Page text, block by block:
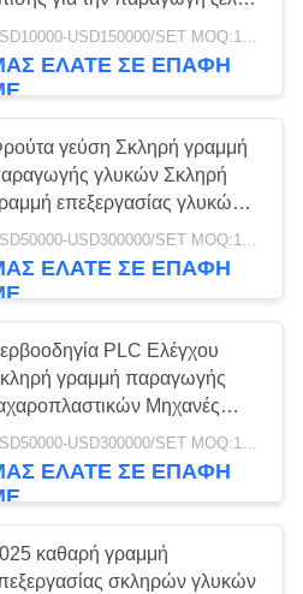
13
και λωλίποτ με την
ορισμένων
USD10000-USD150000/SET MOQ:1 σύνολο
ΕΛΆΤΕ ΣΕ ΕΠΑΦΉ
γεύση Σκληρή γραμμή
γλυκών Σκληρή
επεξεργασίας γλυκών
Σκληρές γραμμές
κατασκευής γλυκών
USD50000-USD300000/SET MOQ:1 σύνολο
ΕΛΆΤΕ ΣΕ ΕΠΑΦΉ
PLC Ελέγχου
γραμμή παραγωγής
Μηχανές
Γραμμές
ζαχαροπλαστικών
USD50000-USD300000/SET MOQ:1 σύνολο
ΕΛΆΤΕ ΣΕ ΕΠΑΦΉ
καθαρή γραμμή
σκληρών γλυκών